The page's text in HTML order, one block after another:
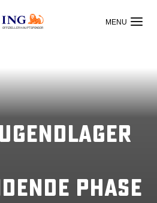
OFFIZIELLER HAUPTSPONSOR
Phase